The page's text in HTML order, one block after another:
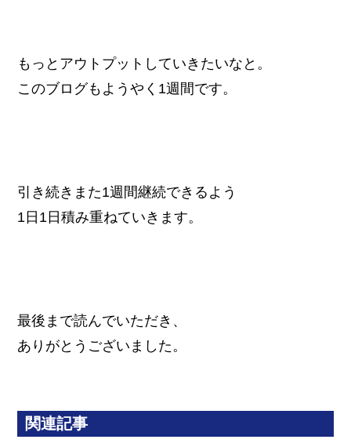
もっとアウトプットしていきたいなと。
このブログもようやく1週間です。
引き続きまた1週間継続できるよう
1日1日積み重ねていきます。
最後まで読んでいただき、
ありがとうございました。
関連記事